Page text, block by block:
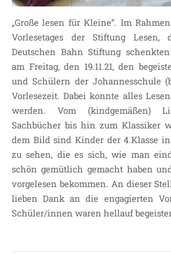
„Große lesen für Kleine“. Im
Vorlesetages der Stiftung
Deutschen Bahn Stiftung
am Freitag, den 19.11.21, den
und Schülern der Johannesschule
Vorlesezeit. Dabei konnte alles
werden. Vom (kindgemäßen)
Sachbücher bis hin zum Klassiker
dem Bild sind Kinder der 4.Klasse
zu sehen, die es sich, wie man
schön gemütlich gemacht haben
vorgelesen bekommen. An dieser
lieben Dank an die engagierten
Schüler/innen waren hellauf